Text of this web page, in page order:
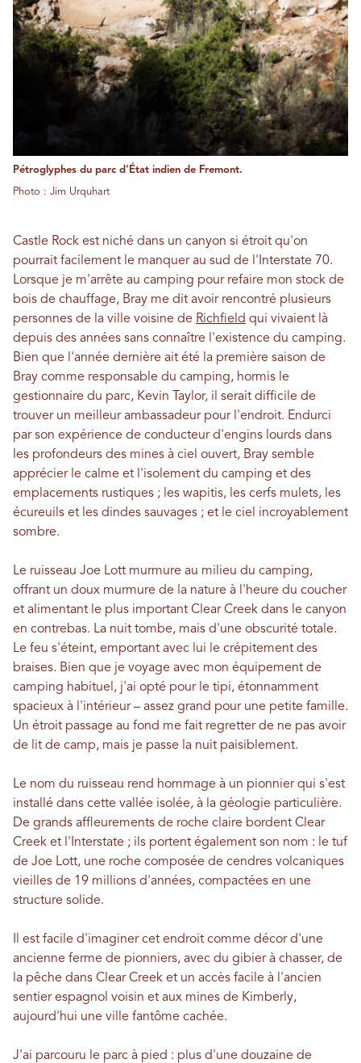
Pétroglyphes du parc d'État indien de Fremont.
Photo : Jim Urquhart
Castle Rock est niché dans un canyon si étroit qu'on
pourrait facilement le manquer au sud de l'Interstate 70.
Lorsque je m'arrête au camping pour refaire mon stock de
bois de chauffage, Bray me dit avoir rencontré plusieurs
personnes de la ville voisine de Richfield qui vivaient là
depuis des années sans connaître l'existence du camping.
Bien que l'année dernière ait été la première saison de
Bray comme responsable du camping, hormis le
gestionnaire du parc, Kevin Taylor, il serait difficile de
trouver un meilleur ambassadeur pour l'endroit. Endurci
par son expérience de conducteur d'engins lourds dans
les profondeurs des mines à ciel ouvert, Bray semble
apprécier le calme et l'isolement du camping et des
emplacements rustiques ; les wapitis, les cerfs mulets, les
écureuils et les dindes sauvages ; et le ciel incroyablement
sombre.
Le ruisseau Joe Lott murmure au milieu du camping,
offrant un doux murmure de la nature à l'heure du coucher
et alimentant le plus important Clear Creek dans le canyon
en contrebas. La nuit tombe, mais d'une obscurité totale.
Le feu s'éteint, emportant avec lui le crépitement des
braises. Bien que je voyage avec mon équipement de
camping habituel, j'ai opté pour le tipi, étonnamment
spacieux à l'intérieur – assez grand pour une petite famille.
Un étroit passage au fond me fait regretter de ne pas avoir
de lit de camp, mais je passe la nuit paisiblement.
Le nom du ruisseau rend hommage à un pionnier qui s'est
installé dans cette vallée isolée, à la géologie particulière.
De grands affleurements de roche claire bordent Clear
Creek et l'Interstate ; ils portent également son nom : le tuf
de Joe Lott, une roche composée de cendres volcaniques
vieilles de 19 millions d'années, compactées en une
structure solide.
Il est facile d'imaginer cet endroit comme décor d'une
ancienne ferme de pionniers, avec du gibier à chasser, de
la pêche dans Clear Creek et un accès facile à l'ancien
sentier espagnol voisin et aux mines de Kimberly,
aujourd'hui une ville fantôme cachée.
J'ai parcouru le parc à pied : plus d'une douzaine de